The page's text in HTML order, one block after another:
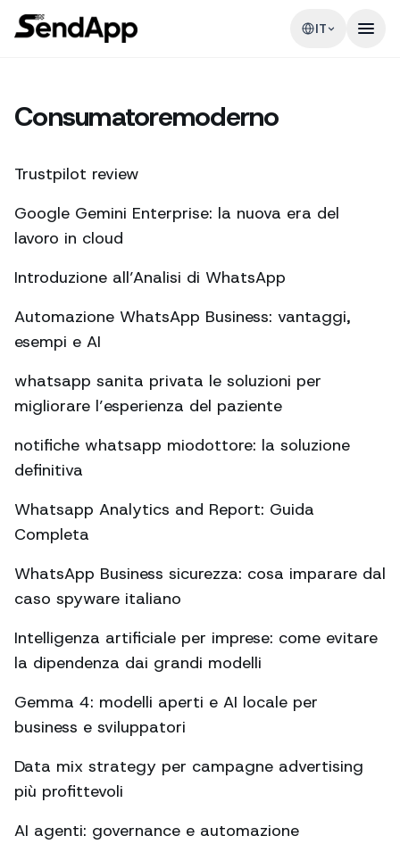
IT
Consumatoremoderno
Trustpilot review
Google Gemini Enterprise: la nuova era del
lavoro in cloud
Introduzione all’Analisi di WhatsApp
Automazione WhatsApp Business: vantaggi,
esempi e AI
whatsapp sanita privata le soluzioni per
migliorare l’esperienza del paziente
notifiche whatsapp miodottore: la soluzione
definitiva
Whatsapp Analytics and Report: Guida
Completa
WhatsApp Business sicurezza: cosa imparare dal
caso spyware italiano
Intelligenza artificiale per imprese: come evitare
la dipendenza dai grandi modelli
Gemma 4: modelli aperti e AI locale per
business e sviluppatori
Data mix strategy per campagne advertising
più profittevoli
AI agenti: governance e automazione